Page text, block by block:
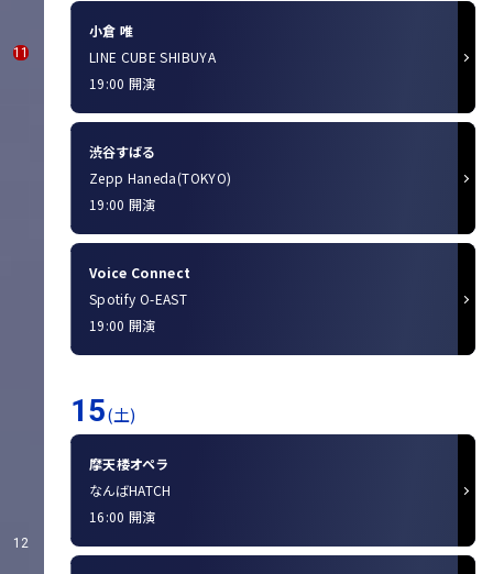
11
12
小倉 唯
LINE CUBE SHIBUYA
19:00 開演
渋谷すばる
Zepp Haneda(TOKYO)
19:00 開演
Voice Connect
Spotify O-EAST
19:00 開演
15(土)
摩天楼オペラ
なんばHATCH
16:00 開演